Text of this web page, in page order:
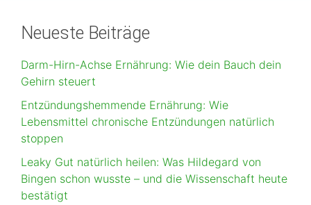
Neueste Beiträge
Darm-Hirn-Achse Ernährung: Wie dein Bauch dein
Gehirn steuert
Entzündungshemmende Ernährung: Wie
Lebensmittel chronische Entzündungen natürlich
stoppen
Leaky Gut natürlich heilen: Was Hildegard von
Bingen schon wusste – und die Wissenschaft heute
bestätigt